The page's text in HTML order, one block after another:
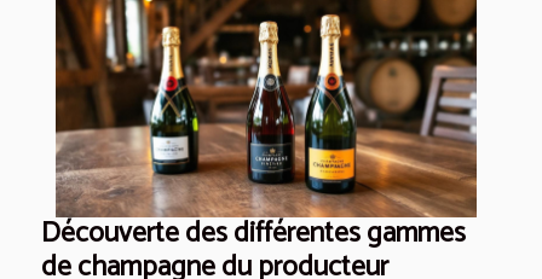
Découverte des différentes gammes
de champagne du producteur